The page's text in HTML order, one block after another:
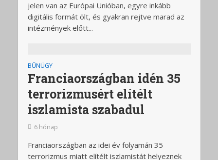
jelen van az Európai Unióban, egyre inkább
digitális formát ölt, és gyakran rejtve marad az
intézmények előtt...
BŰNÜGY
Franciaországban idén 35
terrorizmusért elítélt
iszlamista szabadul
6 hónap
Franciaországban az idei év folyamán 35
terrorizmus miatt elítélt iszlamistát helyeznek